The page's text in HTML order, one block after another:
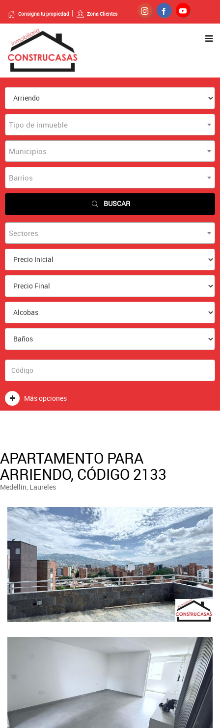
Consigna tu propiedad Zona Clientes
Tipo de inmueble
Municipios
Barrios
BUSCAR
Sectores
Más opciones
APARTAMENTO PARA
ARRIENDO, CÓDIGO 2133
Medellín, Laureles